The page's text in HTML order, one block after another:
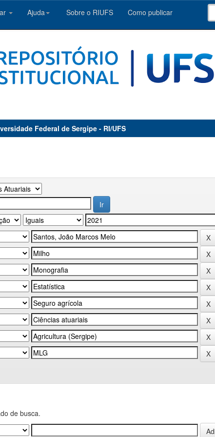
Ajuda Sobre o RIUFS Como publicar
Federal de Sergipe - RI/UFS
de busca.